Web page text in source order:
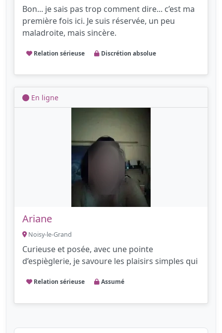
Bon... je sais pas trop comment dire... c’est ma
première fois ici. Je suis réservée, un peu
maladroite, mais sincère.
Relation sérieuse Discrétion absolue
En ligne
Ariane
Noisy-le-Grand
Curieuse et posée, avec une pointe
d’espièglerie, je savoure les plaisirs simples qui
Relation sérieuse Assumé